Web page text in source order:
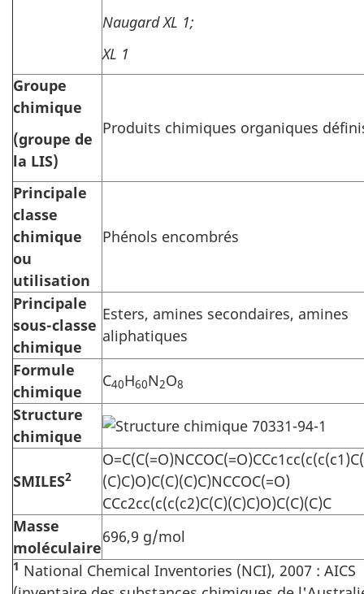
Naugard XL 1;
XL 1
Groupe
chimique
(groupe de
la LIS)
Produits chimiques organiques
Principale
classe
chimique
ou
utilisation
Phénols encombrés
Principale
sous-classe
chimique
Esters, amines secondaires, amines
aliphatiques
Formule
chimique
C40H60N2O8
Structure
chimique
SMILES2
(C)C)O)C(C)(C)C)NCCOC(=O)
CCc2cc(c(c(c2)C(C)(C)C)O)C(C)(C)C
Masse
moléculaire
696,9 g/mol
1 National Chemical Inventories (NCI), 2007 : AICS